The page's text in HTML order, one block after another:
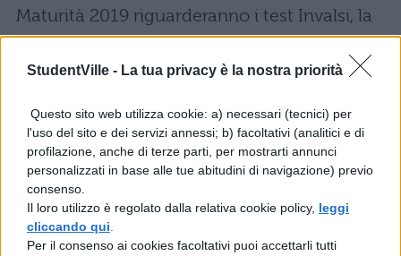
StudentVille - La tua privacy è la nostra priorità
Questo sito web utilizza cookie: a) necessari (tecnici) per
l'uso del sito e dei servizi annessi; b) facoltativi (analitici e di
profilazione, anche di terze parti, per mostrarti annunci
personalizzati in base alle tue abitudini di navigazione) previo
consenso.
Il loro utilizzo è regolato dalla relativa cookie policy, leggi
cliccando qui
Per il consenso ai cookies facoltativi puoi accettarli tutti
Maturità 2019 riguarderanno i test Invalsi, la
terza prova, la tesina e i punteggi di
ammissione. Resta invariato in60 punti il
Stato, anche se con l’abolizione della terza
prova e la seconda prova mista sono
davvero tanti gli studenti preoccupati per il
risultato. Le simulazioninazionali
aiuteranno a capire meglio la preparazione